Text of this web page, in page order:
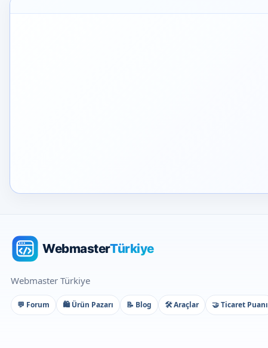
Webmaster Türkiye
💬 Forum 🛍️ Ürün Pazarı 📝 Blog 🛠️ Araçlar 🤝 Ticaret Puanı